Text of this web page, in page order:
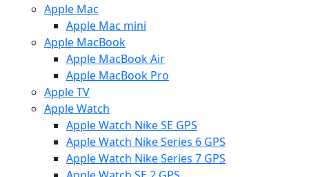
Apple Mac
Apple Mac mini
Apple MacBook
Apple MacBook Air
Apple MacBook Pro
Apple TV
Apple Watch
Apple Watch Nike SE GPS
Apple Watch Nike Series 6 GPS
Apple Watch Nike Series 7 GPS